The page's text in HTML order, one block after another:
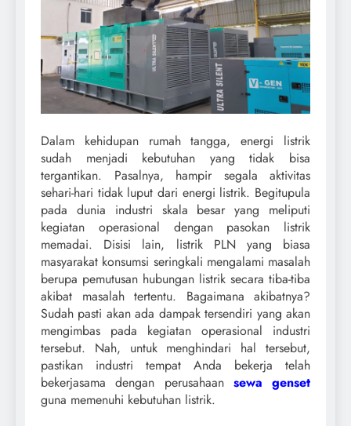
Dalam kehidupan rumah tangga, energi listrik
sudah menjadi kebutuhan yang tidak bisa
tergantikan. Pasalnya, hampir segala aktivitas
sehari-hari tidak luput dari energi listrik. Begitupula
pada dunia industri skala besar yang meliputi
kegiatan operasional dengan pasokan listrik
memadai. Disisi lain, listrik PLN yang biasa
masyarakat konsumsi seringkali mengalami masalah
berupa pemutusan hubungan listrik secara tiba-tiba
akibat masalah tertentu. Bagaimana akibatnya?
Sudah pasti akan ada dampak tersendiri yang akan
mengimbas pada kegiatan operasional industri
tersebut. Nah, untuk menghindari hal tersebut,
pastikan industri tempat Anda bekerja telah
bekerjasama dengan perusahaan sewa genset
guna memenuhi kebutuhan listrik.